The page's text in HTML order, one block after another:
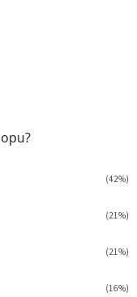
(42%)
(21%)
(21%)
(16%)